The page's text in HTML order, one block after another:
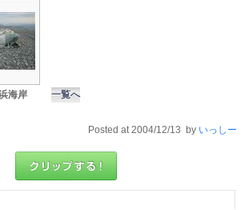
海岸 一覧へ
Posted at 2004/12/13 by いっしー